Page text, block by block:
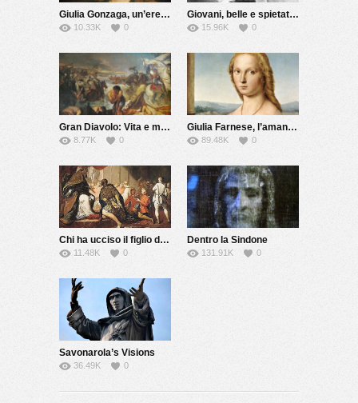
Giulia Gonzaga, un’eretica del Cinquecento
10.33K 0
Giovani, belle e spietate: le Brigantesse
15.96K 0
Gran Diavolo: Vita e morte di Giovanni dalle Bande Nere
8.77K 0
Giulia Farnese, l’amante del Papa
89.48K 0
Chi ha ucciso il figlio del Papa?
11.48K 0
Dentro la Sindone
131.91K 0
Savonarola’s Visions
36.49K 0